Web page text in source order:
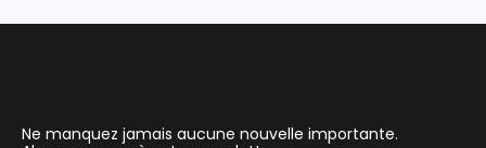
Ne manquez jamais aucune nouvelle importante.